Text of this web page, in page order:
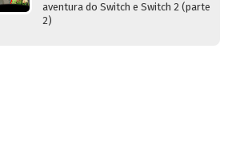
aventura do Switch e Switch 2 (parte
2)